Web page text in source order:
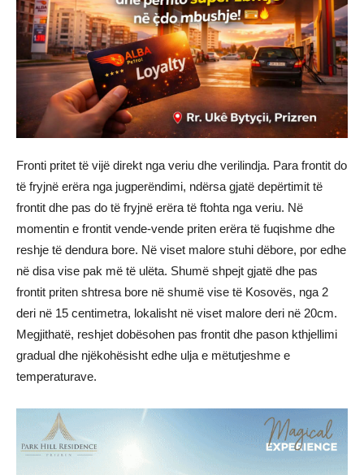
Fronti pritet të vijë direkt nga veriu dhe verilindja. Para frontit do
të fryjnë erëra nga jugperëndimi, ndërsa gjatë depërtimit të
frontit dhe pas do të fryjnë erëra të ftohta nga veriu. Në
momentin e frontit vende-vende priten erëra të fuqishme dhe
reshje të dendura bore. Në viset malore stuhi dëbore, por edhe
në disa vise pak më të ulëta. Shumë shpejt gjatë dhe pas
frontit priten shtresa bore në shumë vise të Kosovës, nga 2
deri në 15 centimetra, lokalisht në viset malore deri në 20cm.
Megjithatë, reshjet dobësohen pas frontit dhe pason kthjellimi
gradual dhe njëkohësisht edhe ulja e mëtutjeshme e
temperaturave.